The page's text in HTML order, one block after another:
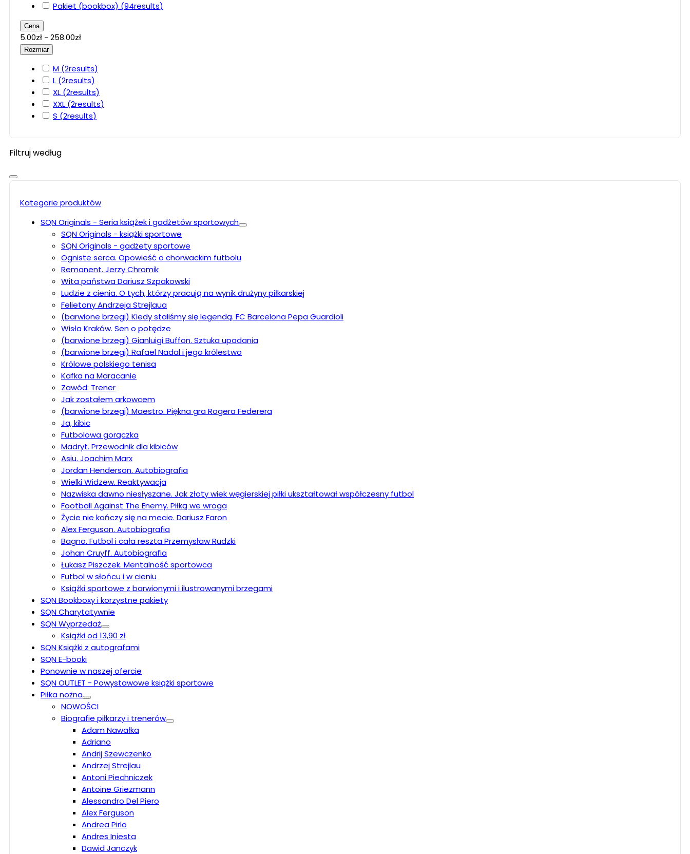
Pakiet (bookbox) (94results)
Cena
5.00zł - 258.00zł
Rozmiar
M (2results)
L (2results)
XL (2results)
XXL (2results)
S (2results)
Filtruj według
Kategorie produktów
SQN Originals - Seria książek i gadżetów sportowych
SQN Originals - książki sportowe
SQN Originals - gadżety sportowe
Ogniste serca. Opowieść o chorwackim futbolu
Remanent. Jerzy Chromik
Wita państwa Dariusz Szpakowski
Ludzie z cienia. O tych, którzy pracują na wynik drużyny piłkarskiej
Felietony Andrzeja Strejlaua
(barwione brzegi) Kiedy staliśmy się legendą. FC Barcelona Pepa Guardioli
Wisła Kraków. Sen o potędze
(barwione brzegi) Gianluigi Buffon. Sztuka upadania
(barwione brzegi) Rafael Nadal i jego królestwo
Królowe polskiego tenisa
Kafka na Maracanie
Zawód: Trener
Jak zostałem arkowcem
(barwione brzegi) Maestro. Piękna gra Rogera Federera
Ja, kibic
Futbolowa gorączka
Madryt. Przewodnik dla kibiców
Asiu. Joachim Marx
Jordan Henderson. Autobiografia
Wielki Widzew. Reaktywacja
Nazwiska dawno niesłyszane. Jak złoty wiek węgierskiej piłki ukształtował współczesny futbol
Football Against The Enemy. Piłką we wroga
Życie nie kończy się na mecie. Dariusz Faron
Alex Ferguson. Autobiografia
Bagno. Futbol i cała reszta Przemysław Rudzki
Johan Cruyff. Autobiografia
Łukasz Piszczek. Mentalność sportowca
Futbol w słońcu i w cieniu
Książki sportowe z barwionymi i ilustrowanymi brzegami
SQN Bookboxy i korzystne pakiety
SQN Charytatywnie
SQN Wyprzedaż
Książki od 13,90 zł
SQN Książki z autografami
SQN E-booki
Ponownie w naszej ofercie
SQN OUTLET - Powystawowe książki sportowe
Piłka nożna
NOWOŚCI
Biografie piłkarzy i trenerów
Adam Nawałka
Adriano
Andrij Szewczenko
Andrzej Strejlau
Antoni Piechniczek
Antoine Griezmann
Alessandro Del Piero
Alex Ferguson
Andrea Pirlo
Andres Iniesta
Dawid Janczyk